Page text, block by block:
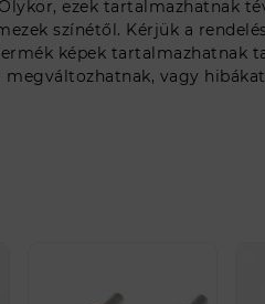
Tovább a
ezek tartalmazhatnak
színétől. Kérjük a
képek tartalmazhatnak
megváltozhatnak, vagy